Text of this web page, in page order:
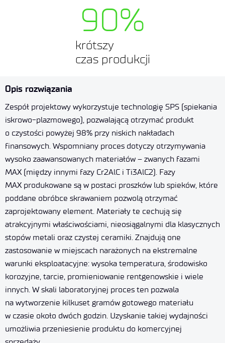
krótszy
czas produkcji
90%
Opis rozwiązania
Zespół projektowy wykorzystuje technologię SPS (spiekania
iskrowo-plazmowego), pozwalającą otrzymać produkt
o czystości powyżej 98% przy niskich nakładach
finansowych. Wspomniany proces dotyczy otrzymywania
wysoko zaawansowanych materiałów – zwanych fazami
MAX (między innymi fazy Cr2AlC i Ti3AlC2). Fazy
MAX produkowane są w postaci proszków lub spieków, które
poddane obróbce skrawaniem pozwolą otrzymać
zaprojektowany element. Materiały te cechują się
atrakcyjnymi właściwościami, nieosiągalnymi dla klasycznych
stopów metali oraz czystej ceramiki. Znajdują one
zastosowanie w miejscach narażonych na ekstremalne
warunki eksploatacyjne: wysoka temperatura, środowisko
korozyjne, tarcie, promieniowanie rentgenowskie i wiele
innych. W skali laboratoryjnej proces ten pozwala
na wytworzenie kilkuset gramów gotowego materiału
w czasie około dwóch godzin. Uzyskanie takiej wydajności
umożliwia przeniesienie produktu do komercyjnej